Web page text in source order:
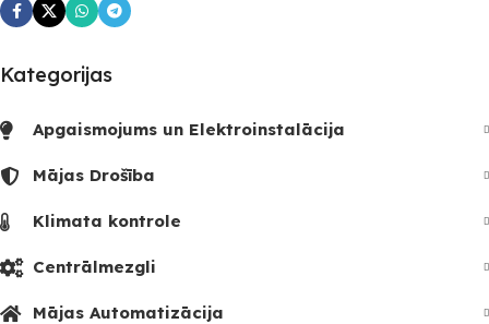
Kategorijas
Apgaismojums un Elektroinstalācija
Mājas Drošība
Klimata kontrole
Centrālmezgli
Mājas Automatizācija